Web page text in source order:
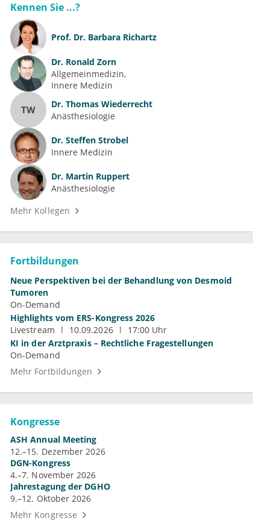
Kennen Sie ...?
Prof. Dr. Barbara Richartz
Dr. Ronald Zorn
Allgemeinmedizin
Innere Medizin
TW Dr. Thomas Wiederrecht
Anästhesiologie
Dr. Steffen Strobel
Innere Medizin
Dr. Martin Ruppert
Anästhesiologie
Mehr Kollegen
Fortbildungen
Neue Perspektiven bei der Behandlung von Desmoid
Tumoren
On-Demand
Highlights vom ERS-Kongress 2026
Livestream
10.09.2026
17:00 Uhr
KI in der Arztpraxis – Rechtliche Fragestellungen
On-Demand
Mehr Fortbildungen
Kongresse
ASH Annual Meeting
12.–15. Dezember 2026
DGN-Kongress
4.–7. November 2026
Jahrestagung der DGHO
9.–12. Oktober 2026
Mehr Kongresse